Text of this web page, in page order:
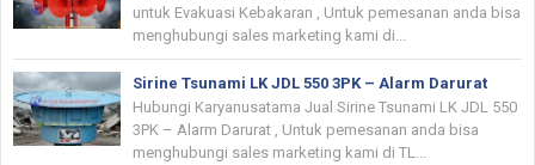
untuk Evakuasi Kebakaran , Untuk pemesanan anda bisa
menghubungi sales marketing kami di...
Sirine Tsunami LK JDL 550 3PK – Alarm Darurat
Hubungi Karyanusatama Jual Sirine Tsunami LK JDL 550
3PK – Alarm Darurat , Untuk pemesanan anda bisa
menghubungi sales marketing kami di TL...